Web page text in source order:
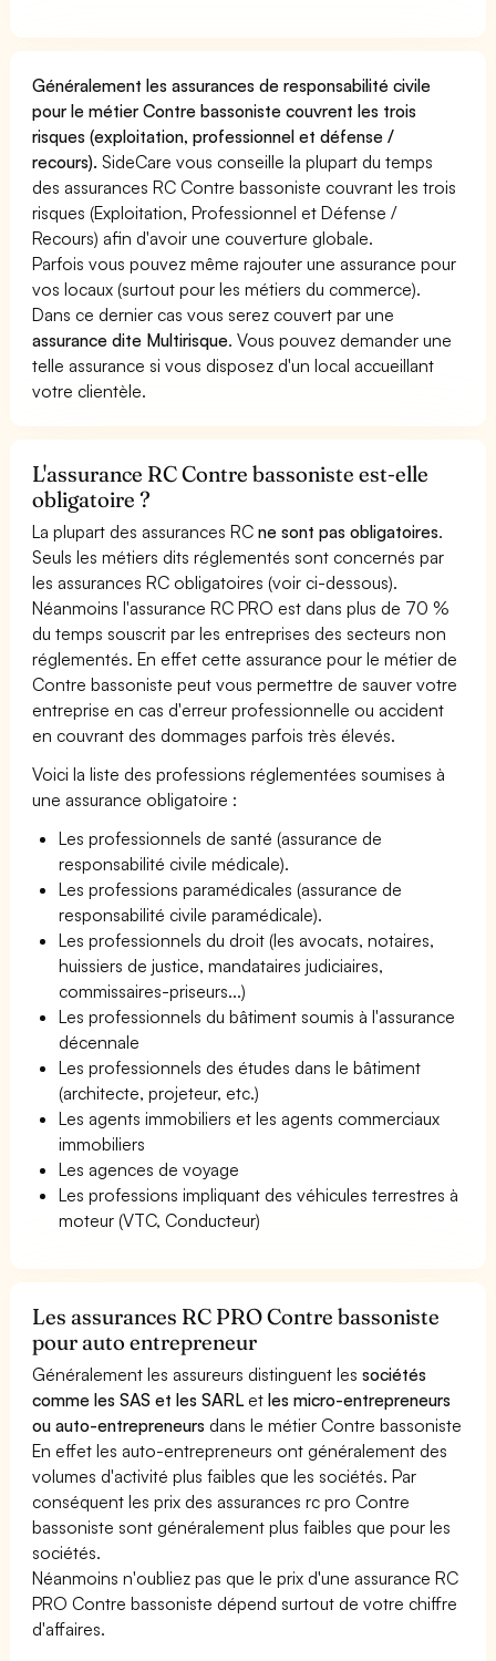
Généralement les assurances de responsabilité civile
pour le métier Contre bassoniste couvrent les trois
risques (exploitation, professionnel et défense /
recours). SideCare vous conseille la plupart du temps
des assurances RC Contre bassoniste couvrant les trois
risques (Exploitation, Professionnel et Défense /
Recours) afin d'avoir une couverture globale.
Parfois vous pouvez même rajouter une assurance pour
vos locaux (surtout pour les métiers du commerce).
Dans ce dernier cas vous serez couvert par une
assurance dite Multirisque. Vous pouvez demander une
telle assurance si vous disposez d'un local accueillant
votre clientèle.
L'assurance RC Contre bassoniste est-elle
obligatoire ?
La plupart des assurances RCne sont pas obligatoires.
Seuls les métiers dits réglementés sont concernés par
les assurances RC obligatoires (voir ci-dessous).
Néanmoins l'assurance RC PRO est dans plus de 70 %
du temps souscrit par les entreprises des secteurs non
réglementés. En effet cette assurance pour le métier de
Contre bassoniste peut vous permettre de sauver votre
entreprise en cas d'erreur professionnelle ou accident
en couvrant des dommages parfois très élevés.
Voici la liste des professions réglementées soumises à
une assurance obligatoire :
Les professionnels de santé (assurance de
responsabilité civile médicale).
Les professions paramédicales (assurance de
responsabilité civile paramédicale).
Les professionnels du droit (les avocats, notaires,
huissiers de justice, mandataires judiciaires,
commissaires-priseurs...)
Les professionnels du bâtiment soumis à l'assurance
décennale
Les professionnels des études dans le bâtiment
(architecte, projeteur, etc.)
Les agents immobiliers et les agents commerciaux
immobiliers
Les agences de voyage
Les professions impliquant des véhicules terrestres à
moteur (VTC, Conducteur)
Les assurances RC PRO Contre bassoniste
pour auto entrepreneur
Généralement les assureurs distinguent lessociétés
comme les SAS et les SARL etles micro-entrepreneurs
ou auto-entrepreneurs dans le métier Contre bassoniste
En effet les auto-entrepreneurs ont généralement des
volumes d'activité plus faibles que les sociétés. Par
conséquent les prix des assurances rc pro Contre
bassoniste sont généralement plus faibles que pour les
sociétés.
Néanmoins n'oubliez pas que le prix d'une assurance RC
PRO Contre bassoniste dépend surtout de votre chiffre
d'affaires.